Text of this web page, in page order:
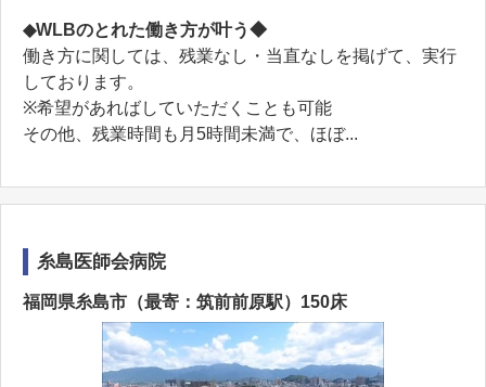
◆WLBのとれた働き方が叶う◆
働き方に関しては、残業なし・当直なしを掲げて、実行
しております。
※希望があればしていただくことも可能
その他、残業時間も月5時間未満で、ほぼ...
糸島医師会病院
福岡県糸島市（最寄：筑前前原駅）150床